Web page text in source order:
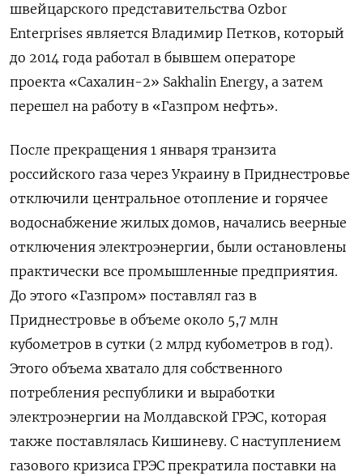
швейцарского представительства Ozbor
Enterprises является Владимир Петков, который
до 2014 года работал в бывшем операторе
проекта «Сахалин-2» Sakhalin Energy, а затем
перешел на работу в «Газпром нефть».
После прекращения 1 января транзита
российского газа через Украину в Приднестровье
отключили центральное отопление и горячее
водоснабжение жилых домов, начались веерные
отключения электроэнергии, были остановлены
практически все промышленные предприятия.
До этого «Газпром» поставлял газ в
Приднестровье в объеме около 5,7 млн
кубометров в сутки (2 млрд кубометров в год).
Этого объема хватало для собственного
потребления республики и выработки
электроэнергии на Молдавской ГРЭС, которая
также поставлялась Кишиневу. С наступлением
газового кризиса ГРЭС прекратила поставки на